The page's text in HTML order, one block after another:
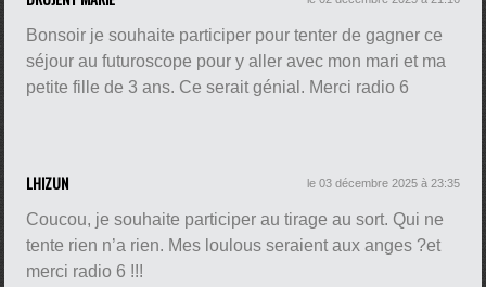
Bonsoir je souhaite participer pour tenter de gagner ce
séjour au futuroscope pour y aller avec mon mari et ma
petite fille de 3 ans. Ce serait génial. Merci radio 6
LHIZUN le 03 décembre 2025 à 23:35
Coucou, je souhaite participer au tirage au sort. Qui ne
tente rien n’a rien. Mes loulous seraient aux anges ?et
merci radio 6 !!!